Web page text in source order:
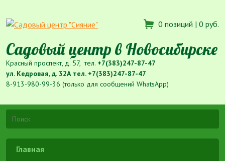
0 позиций | 0 руб.
Садовый центр в Новосибирске
Красный проспект, д. 57, тел. +7(383)247-87-47
ул. Кедровая, д. 32А тел. +7(383)247-87-47
8-913-980-99-36 (только для сообщений WhatsApp)
Главная